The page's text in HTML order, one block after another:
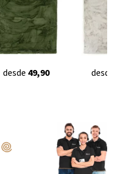
desde 49,90 desde